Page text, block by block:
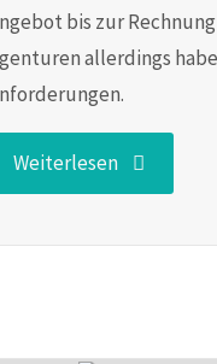
bis zur
allerdings
Weiterlesen"special